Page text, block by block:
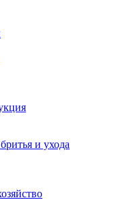
и ухода